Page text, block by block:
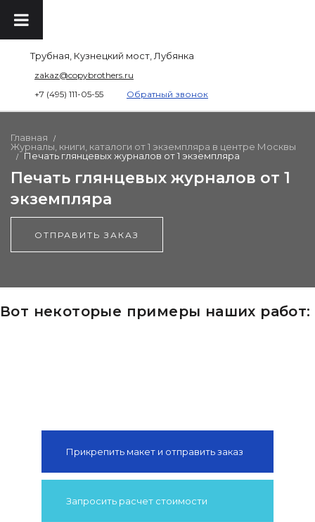
Трубная, Кузнецкий мост, Лубянка
zakaz@copybrothers.ru
+7 (495) 111-05-55
Обратный звонок
Главная /
Журналы, книги, каталоги от 1 экземпляра в центре Москвы
/ Печать глянцевых журналов от 1 экземпляра
Печать глянцевых журналов от 1
экземпляра
ОТПРАВИТЬ ЗАКАЗ
Вот некоторые примеры наших работ:
Прикрепить макет и отправить заказ
Запросить расчет стоимости